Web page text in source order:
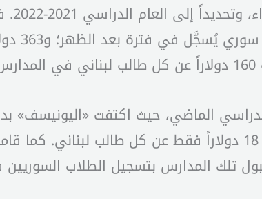
تلك المدارس بتسجيل الطلاب